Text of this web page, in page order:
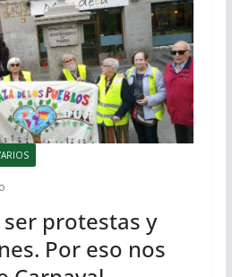
protestas y
Por eso nos